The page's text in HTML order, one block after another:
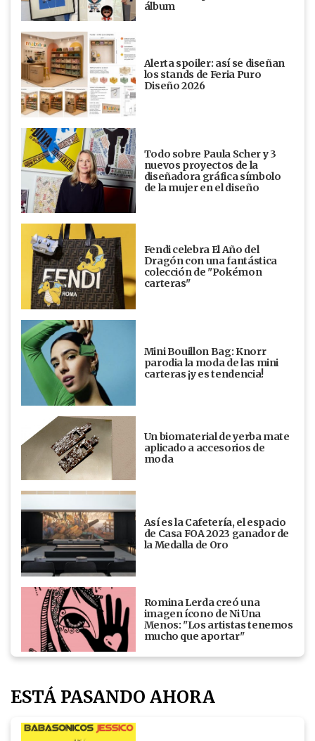
álbum
Alerta spoiler: así se diseñan
los stands de Feria Puro
Diseño 2026
Todo sobre Paula Scher y 3
nuevos proyectos de la
diseñadora gráfica símbolo
de la mujer en el diseño
Fendi celebra El Año del
Dragón con una fantástica
colección de "Pokémon
carteras"
Mini Bouillon Bag: Knorr
parodia la moda de las mini
carteras ¡y es tendencia!
Un biomaterial de yerba mate
aplicado a accesorios de
moda
Así es la Cafetería, el espacio
de Casa FOA 2023 ganador de
la Medalla de Oro
Romina Lerda creó una
imagen ícono de Ni Una
Menos: "Los artistas tenemos
mucho que aportar"
ESTÁ PASANDO AHORA